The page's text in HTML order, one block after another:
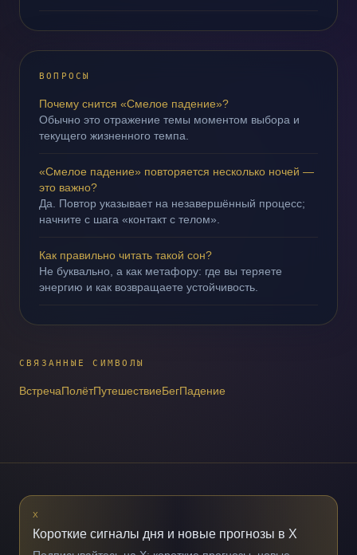
ВОПРОСЫ
Почему снится «Смелое падение»?
Обычно это отражение темы моментом выбора и
текущего жизненного темпа.
«Смелое падение» повторяется несколько ночей —
это важно?
Да. Повтор указывает на незавершённый процесс;
начните с шага «контакт с телом».
Как правильно читать такой сон?
Не буквально, а как метафору: где вы теряете
энергию и как возвращаете устойчивость.
СВЯЗАННЫЕ СИМВОЛЫ
ВстречаПолётПутешествиеБегПадение
X
Короткие сигналы дня и новые прогнозы в X